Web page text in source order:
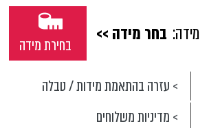
> עזרה בהתאמת מידות / טבלה
> מדיניות משלוחים
בחירת מידה בחר מידה >> מידה: